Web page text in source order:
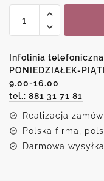
Naklejka
z
jednorożcami
i
tęczą
Infolinia
PONIEDZIAŁEK-
9.00-16.00
tel.: 881 31 71 81
Realizacja
Polska firma,
Darmowa